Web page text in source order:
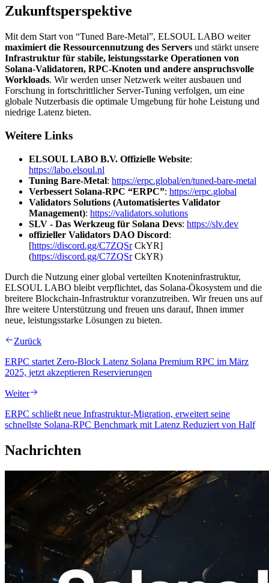
Zukunftsperspektive
Mit dem Start von “Tuned Bare-Metal”, ELSOUL LABO weiter
maximiert die Ressourcennutzung des Servers und stärkt unsere
Infrastruktur für stabile, leistungsstarke Operationen von
Solana-Validatoren, RPC-Knoten und andere anspruchsvolle
Workloads. Wir werden unser Netzwerk weiter ausbauen und
Forschung in fortschrittlicher Server-Tuning verfolgen, um eine
globale Nutzerbasis die optimale Umgebung für hohe Leistung und
niedrige Latenz bieten.
Weitere Links
ELSOUL LABO B.V. Offizielle Website:
https://labo.elsoul.nl
Tuning Bare-Metal: https://erpc.global/en/tuned-bare-metal
Verbessert Solana-RPC “ERPC”: https://erpc.global
Validators Solutions (Automatisiertes Validator
Management): https://validators.solutions
SLV - Das Werkzeug für Solana Devs: https://slv.dev
offizieller Validators DAO Discord:
[https://discord.gg/C7ZQSrCkYR]
(https://discord.gg/C7ZQSrCkYR)
Durch die Nutzung einer global verteilten Knoteninfrastruktur,
ELSOUL LABO bleibt verpflichtet, das Solana-Ökosystem und die
breitere Blockchain-Infrastruktur voranzutreiben. Wir freuen uns auf
Ihre weitere Unterstützung und freuen uns darauf, Ihnen immer
neue, leistungsstarke Lösungen zu bieten.
Zurück
ERPC startet Zero-Block Latenz Solana Premium RPC im März
2025, jetzt akzeptieren Reservierungen
Weiter
ERPC schließt neue Infrastruktur-Migration, erweitert seine
schnellste Solana-RPC Benchmark mit Latenz Reduziert von Half
Nachrichten